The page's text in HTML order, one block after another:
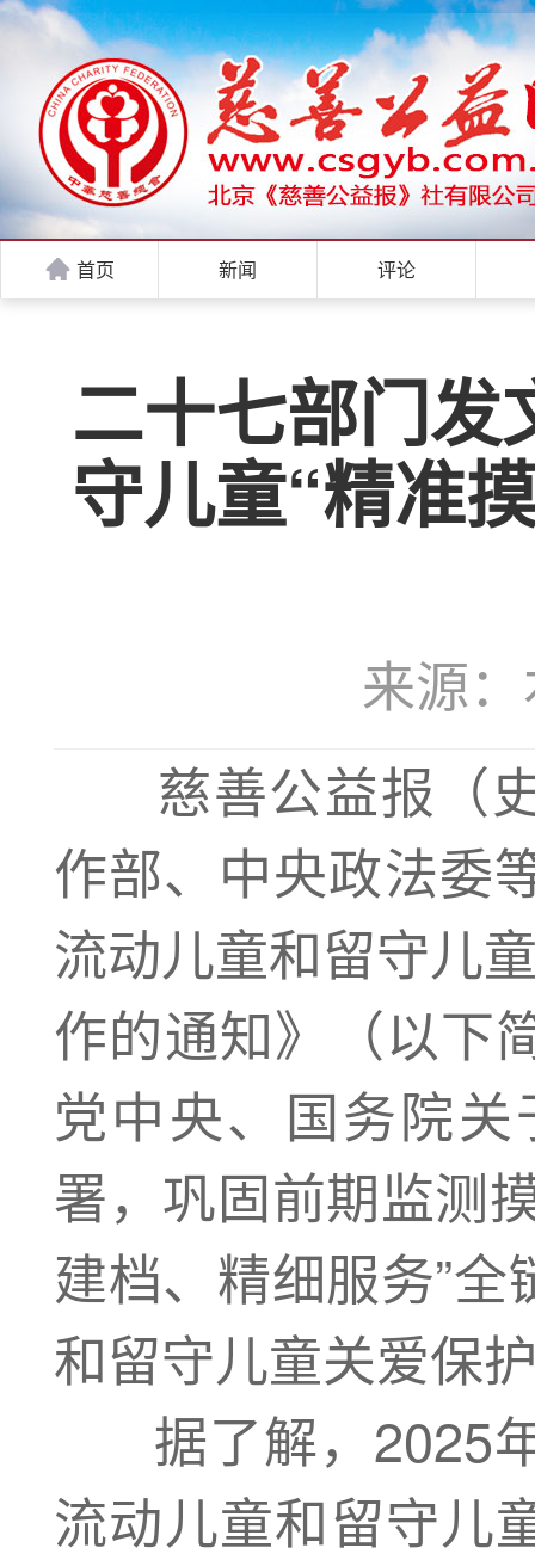
首页 新闻 评论
二十七部门发
守儿童“精准
来源
慈善公益报（
作部、中央政法委
流动儿童和留守儿
作的通知》（以下
党中央、国务院
署，巩固前期监测
建档、精细服务”
和留守儿童关爱保
据了解，2025年
流动儿童和留守儿